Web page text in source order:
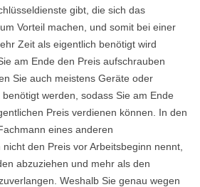
gibt, die sich das
Vorteil machen, und somit bei einer
Zeit als eigentlich benötigt wird
am Ende den Preis aufschrauben
Sie auch meistens Geräte oder
werden, sodass Sie am Ende
Preis verdienen können. In den
eines anderen
den Preis vor Arbeitsbeginn nennt,
abzuziehen und mehr als den
Weshalb Sie genau wegen